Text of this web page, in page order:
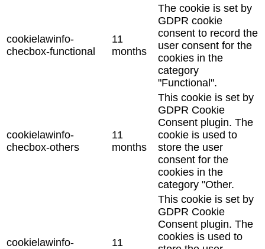
cookielawinfo-
checbox-functional
11
months
The cookie is set by
GDPR cookie
consent to record the
user consent for the
cookies in the
category
"Functional".
cookielawinfo-
checbox-others
11
months
This cookie is set by
GDPR Cookie
Consent plugin. The
cookie is used to
store the user
consent for the
cookies in the
category "Other.
cookielawinfo-
11
This cookie is set by
GDPR Cookie
Consent plugin. The
cookies is used to